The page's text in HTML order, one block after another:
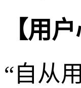
【用
“自从